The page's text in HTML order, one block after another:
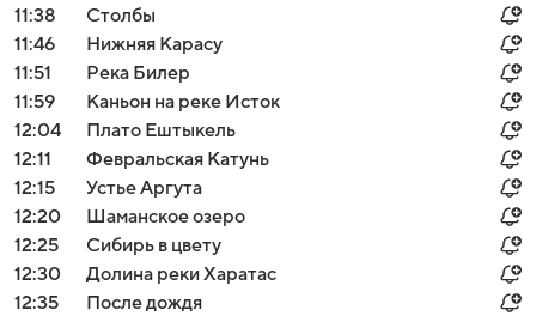
11:38
Столбы
11:46
Нижняя Карасу
11:51
Река Билер
11:59
Каньон на реке Исток
12:04
Плато Ештыкель
12:11
Февральская Катунь
12:15
Устье Аргута
12:20
Шаманское озеро
12:25
Сибирь в цвету
12:30
Долина реки Харатас
12:35
После дождя